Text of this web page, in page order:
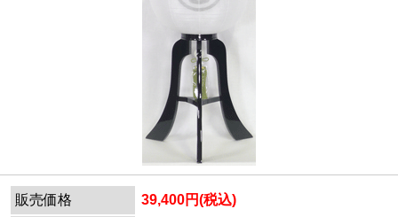
販売価格 39,400円(税込)